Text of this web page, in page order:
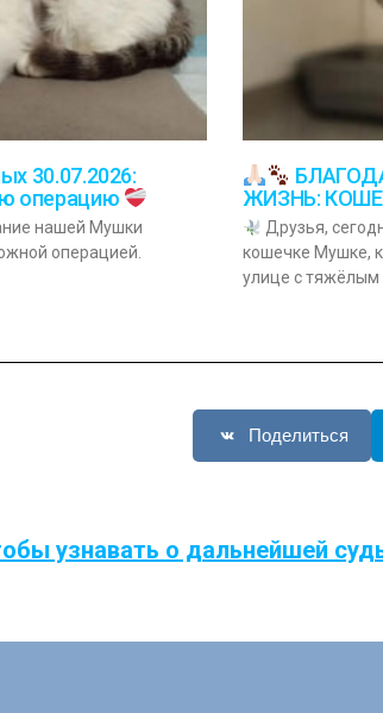
30.07.2026:
операцию
нашей Мушки
операцией.
ЖИЗНЬ:
Друзья,
кошечке Мушке,
улице с тяжёлым
Поделиться
узнавать о дальнейшей